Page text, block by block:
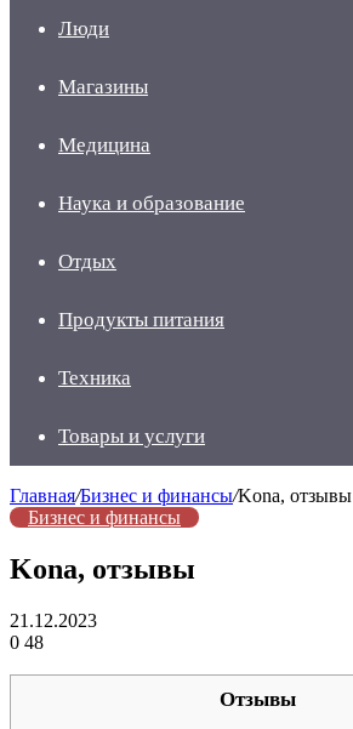
Люди
Магазины
Медицина
Наука и образование
Отдых
Продукты питания
Техника
Товары и услуги
Главная/Бизнес и финансы/Kona, отзывы
Бизнес и финансы
Kona, отзывы
21.12.2023
0 48
Отзывы